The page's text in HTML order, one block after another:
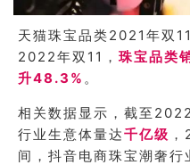
天猫珠宝品类2021年双
2022年双11， 珠宝品类
升48.3% 。
相关数据显示，截至
行业生意体量达千亿级
间，抖音电商珠宝潮奢行